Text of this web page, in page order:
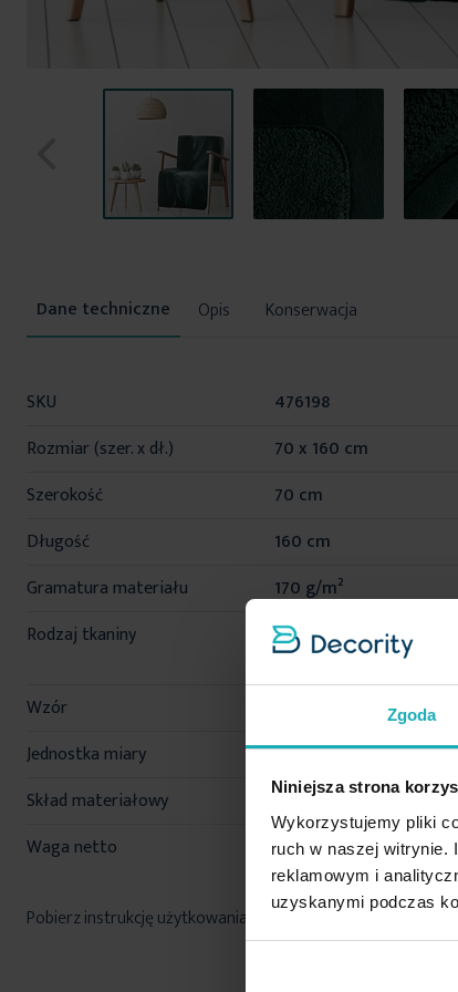
Zgoda
Niniejsza strona
Wykorzystujemy pliki
ruch w naszej witrynie.
reklamowym i
uzyskanymi podczas
galerii
Opis Konserwacja
Więcej
SKU
476198
Rozmiar (szer. x dł.)
70 x 160 cm
Szerokość
70 cm
Długość
160 cm
Gramatura materiału
170 g/m²
Rodzaj tkaniny
poliestrowe, gładkie,
flanelowe, polar
Wzór
jednokolorowe
Jednostka miary
szt.
Skład materiałowy
100% poliester
Waga netto
330 g
Pobierz instrukcję użytkowania i bezpieczeństwa produktu